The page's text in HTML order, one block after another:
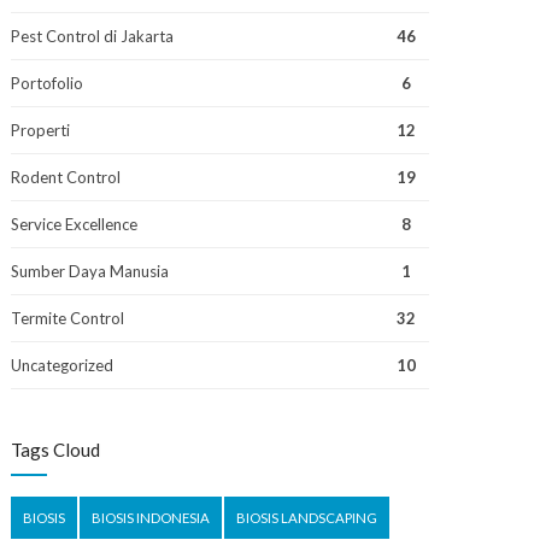
Pest Control di Jakarta 46
Portofolio 6
Properti 12
Rodent Control 19
Service Excellence 8
Sumber Daya Manusia 1
Termite Control 32
Uncategorized 10
Tags Cloud
BIOSIS BIOSIS INDONESIA BIOSIS LANDSCAPING